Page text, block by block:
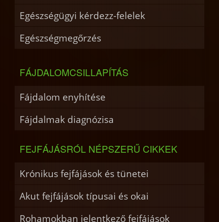
Egészségügyi kérdezz-felelek
Egészségmegőrzés
FÁJDALOMCSILLAPÍTÁS
Fájdalom enyhítése
Fájdalmak diagnózisa
FEJFÁJÁSRÓL NÉPSZERŰ CIKKEK
Krónikus fejfájások és tünetei
Akut fejfájások típusai és okai
Rohamokban jelentkező fejfájások